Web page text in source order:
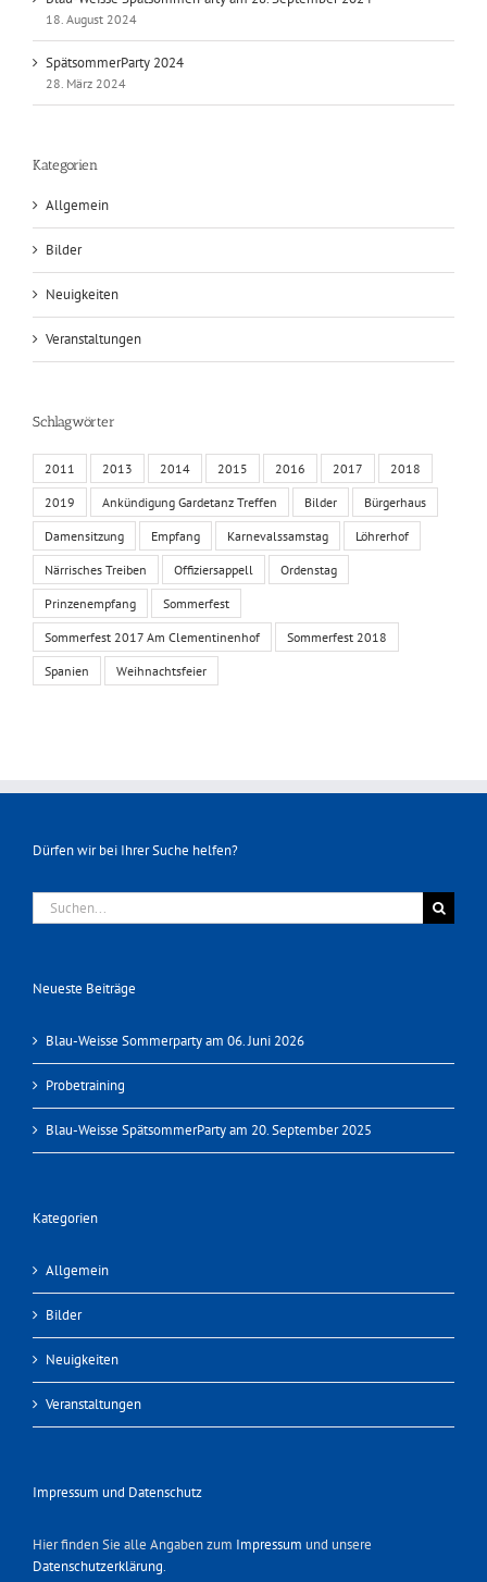
18. August 2024
SpätsommerParty 2024
28. März 2024
Kategorien
Allgemein
Bilder
Neuigkeiten
Veranstaltungen
Schlagwörter
2011 2013 2014 2015 2016 2017 2018
2019 Ankündigung Gardetanz Treffen Bilder Bürgerhaus
Damensitzung Empfang Karnevalssamstag Löhrerhof
Närrisches Treiben Offiziersappell Ordenstag
Prinzenempfang Sommerfest
Sommerfest 2017 Am Clementinenhof Sommerfest 2018
Spanien Weihnachtsfeier
Dürfen wir bei Ihrer Suche helfen?
Suche
nach:
Neueste Beiträge
Blau-Weisse Sommerparty am 06. Juni 2026
Probetraining
Blau-Weisse SpätsommerParty am 20. September 2025
Kategorien
Allgemein
Bilder
Neuigkeiten
Veranstaltungen
Impressum und Datenschutz
Hier finden Sie alle Angaben zum Impressum und unsere
Datenschutzerklärung.